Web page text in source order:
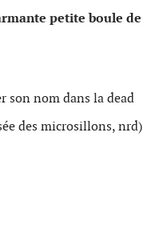
petite boule de
son nom dans la dead
des microsillons, nrd)